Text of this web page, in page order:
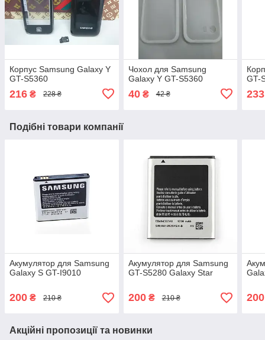
Корпус Samsung Galaxy Y
GT-S5360
216 ₴ 228 ₴
Чохол для Samsung
Galaxy Y GT-S5360
40₴ 42 ₴
GT-
233
Подібні товари компанії
Акумулятор для Samsung
Galaxy S GT-I9010
200 ₴ 210 ₴
Акумулятор для Samsung
GT-S5280 Galaxy Star
200₴ 210 ₴ 200
Акційні пропозиції та новинки